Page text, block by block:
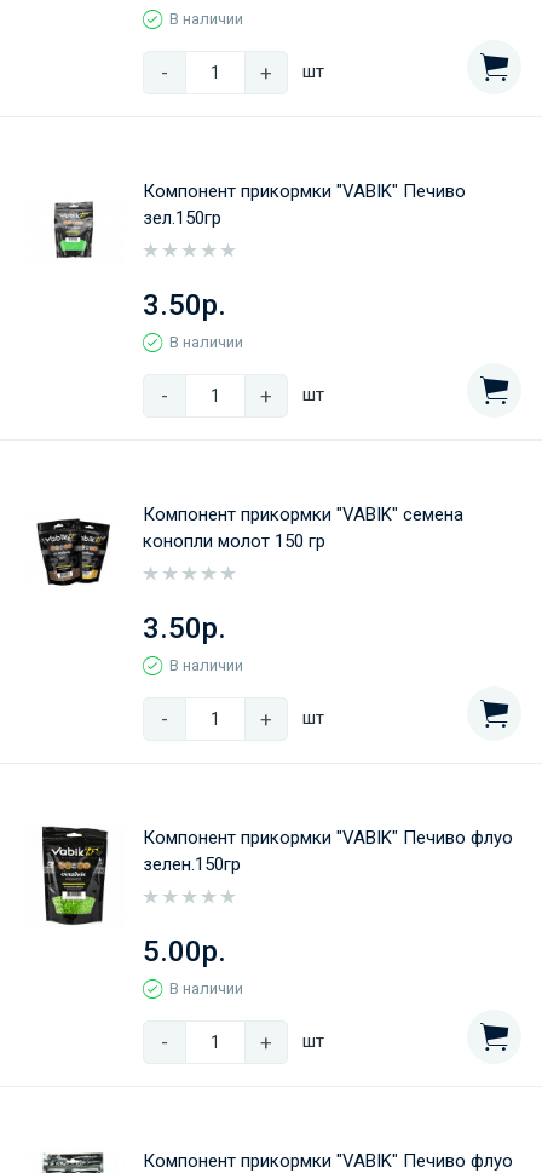
В наличии
- + шт
Компонент прикормки "VABIK" Печиво
зел.150гр
3.50р.
В наличии
- + шт
Компонент прикормки "VABIK" семена
конопли молот 150 гр
3.50р.
В наличии
- + шт
Компонент прикормки "VABIK" Печиво флуо
зелен.150гр
5.00р.
В наличии
- + шт
Компонент прикормки "VABIK" Печиво флуо